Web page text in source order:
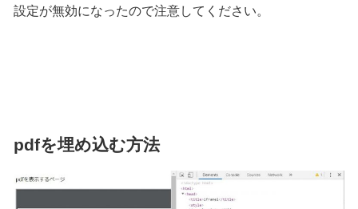
設定が無効になったので注意してください。
pdfを埋め込む方法